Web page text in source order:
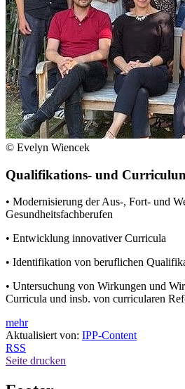
© Evelyn Wiencek
Qualifikations- und
• Modernisierung der Aus-, Fort- und
Gesundheitsfachberufen
• Entwicklung innovativer Curricula
• Identifikation von beruflichen
• Untersuchung von Wirkungen und
Curricula und insb. von curricularen
mehr
Aktualisiert von: IPP-Content
RSS
Seite drucken